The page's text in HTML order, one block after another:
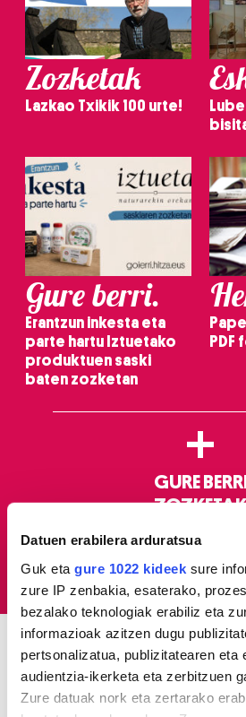
Datuen erabilera arduratsua
Guk eta gure 1022 kideek sure
zure IP zenbakia, esaterako,
bezalako teknologiak erabiliz eta
informazioak azitzen dugu
pertsonalizatua, publizitatearen eta
audientzia-ikerketa eta zerbitzuen
Zure datuak nork eta zertarako
Zozketak
Lazkao Txikik 100 urte!
Gure berri.
Erantzun inkesta eta
parte hartu Iztuetako
produktuen saski
baten zozketan
PDF
+
GURE BERRI
ZOZKETAK
NOR GARA
ELKARRIZKETAK